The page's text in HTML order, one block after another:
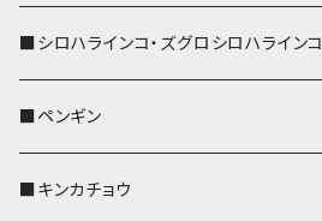
名刺入れ・カードケース
コインケース
メガネケース
ストラップ付
名刺入れ・カードケース
メガネケース
IDカードホルダー
リール付きストラップ
リールのみ
ストラップ付
キーケース
名刺入れ・カードケース
リール付きストラップ
リールのみ
ストラップ付
メガネケース
コインケース
パスケース
リール付きストラップ
リールのみ
IDカードホルダー
キーホルダー
パスケース
IDカードホルダー
キーカバー
キーホルダー
リール付きストラップ
■シロハラインコ・ズグロシロハラインコ
キーカバー
キーホルダー
■ペンギン
キーカバー
■キンカチョウ